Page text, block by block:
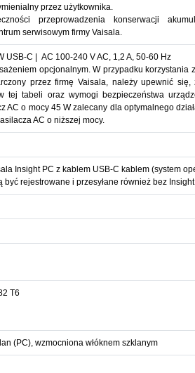
przez użytkownika.
przeprowadzenia konserwacji
serwisowym firmy Vaisala.
USB-C | AC 100-240 V AC, 1,2 A, 50-60 Hz
opcjonalnym. W przypadku korzystania
przez firmę Vaisala, należy upewnić się,
tej tabeli oraz wymogi bezpieczeństwa
AC o mocy 45 W zalecany dla optymalnego
AC o niższej mocy.
Insight PC z kablem USB-C kablem (system
być rejestrowane i przesyłane również bez
T6
(PC), wzmocniona włóknem szklanym